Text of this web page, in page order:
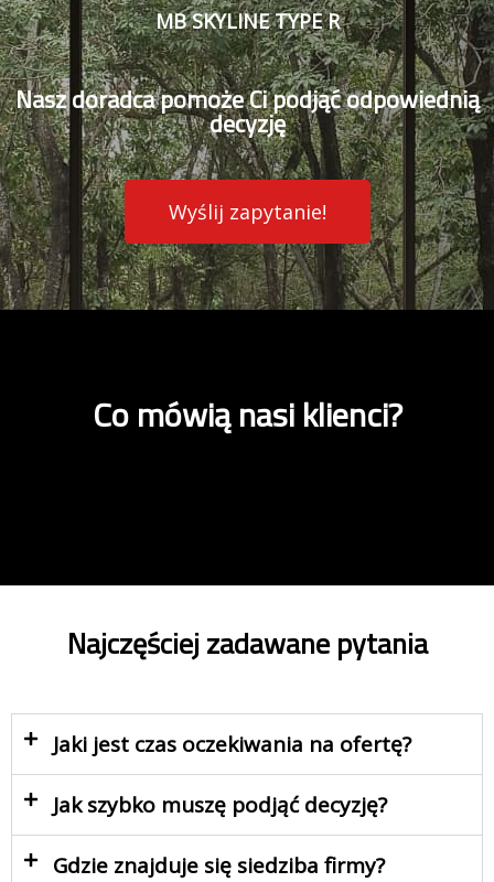
MB SKYLINE TYPE R
Nasz doradca pomoże Ci podjąć odpowiednią
decyzję
Wyślij zapytanie!
Co mówią nasi klienci?
Najczęściej zadawane pytania
Jaki jest czas oczekiwania na ofertę?
Jak szybko muszę podjąć decyzję?
Gdzie znajduje się siedziba firmy?